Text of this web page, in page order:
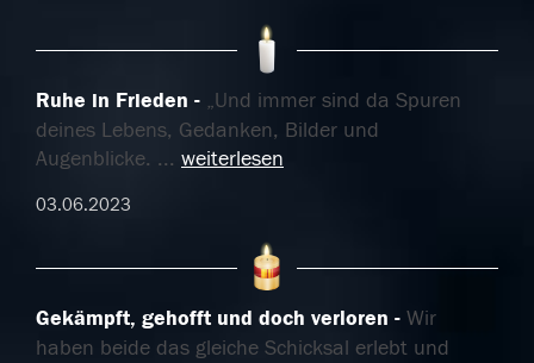
Ruhe in Frieden
„Und immer sind da Spuren
deines Lebens, Gedanken, Bilder und
Augenblicke. ... weiterlesen
03.06.2023
Gekämpft, gehofft und doch verloren
Wir
haben beide das gleiche Schicksal erlebt und